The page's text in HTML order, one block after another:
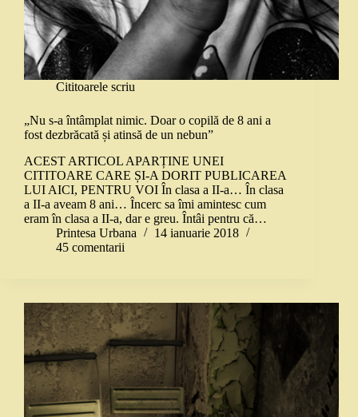
Cititoarele scriu
„Nu s-a întâmplat nimic. Doar o copilă de 8 ani a
fost dezbrăcată și atinsă de un nebun”
ACEST ARTICOL APARȚINE UNEI
CITITOARE CARE ȘI-A DORIT PUBLICAREA
LUI AICI, PENTRU VOI În clasa a II-a… În clasa
a II-a aveam 8 ani… Încerc sa îmi amintesc cum
eram în clasa a II-a, dar e greu. Întâi pentru că…
Printesa Urbana
14 ianuarie 2018
45 comentarii